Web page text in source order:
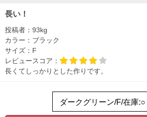
DETAIL
長い！
投稿者： 93kg
カラー： ブラック
サイズ： F
レビュースコア：
長くてしっかりとした作りです。